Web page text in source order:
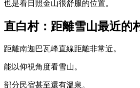
也是看日照金山很舒服的位置。
直白村：距離雪山最近的
距離南迦巴瓦峰直線距離非常近。
能以仰視角度看雪山。
部分民宿甚至還有溫泉。